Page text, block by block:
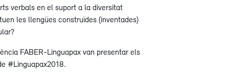
verbals en el suport a la diversitat
les llengües construïdes (inventades)
FABER-Linguapax van presentar els
#Linguapax2018.